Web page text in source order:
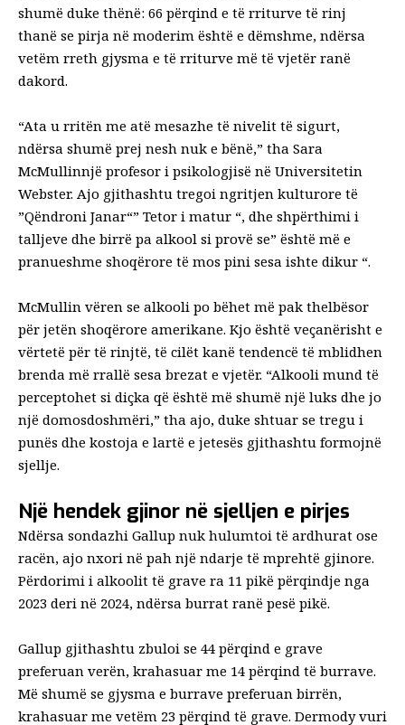
shumë duke thënë: 66 përqind e të rriturve të rinj
thanë se pirja në moderim është e dëmshme, ndërsa
vetëm rreth gjysma e të rriturve më të vjetër ranë
dakord.
“Ata u rritën me atë mesazhe të nivelit të sigurt,
ndërsa shumë prej nesh nuk e bënë,” tha Sara
McMullinnjë profesor i psikologjisë në Universitetin
Webster. Ajo gjithashtu tregoi ngritjen kulturore të
”Qëndroni Janar“” Tetor i matur “, dhe shpërthimi i
talljeve dhe birrë pa alkool si provë se” është më e
pranueshme shoqërore të mos pini sesa ishte dikur “.
McMullin vëren se alkooli po bëhet më pak thelbësor
për jetën shoqërore amerikane. Kjo është veçanërisht e
vërtetë për të rinjtë, të cilët kanë tendencë të mblidhen
brenda më rrallë sesa brezat e vjetër. “Alkooli mund të
perceptohet si diçka që është më shumë një luks dhe jo
një domosdoshmëri,” tha ajo, duke shtuar se tregu i
punës dhe kostoja e lartë e jetesës gjithashtu formojnë
sjellje.
Një hendek gjinor në sjelljen e pirjes
Ndërsa sondazhi Gallup nuk hulumtoi të ardhurat ose
racën, ajo nxori në pah një ndarje të mprehtë gjinore.
Përdorimi i alkoolit të grave ra 11 pikë përqindje nga
2023 deri në 2024, ndërsa burrat ranë pesë pikë.
Gallup gjithashtu zbuloi se 44 përqind e grave
preferuan verën, krahasuar me 14 përqind të burrave.
Më shumë se gjysma e burrave preferuan birrën,
krahasuar me vetëm 23 përqind të grave. Dermody vuri